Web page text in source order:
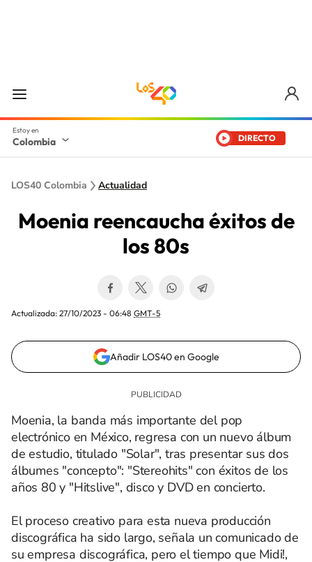
Colombia DIRECTO
LOS40 Colombia Actualidad
Moenia reencaucha éxitos de
los 80s
Actualizada: 27/10/2023 - 06:48 GMT-5
Añadir LOS40 en Google
Moenia, la banda más importante del pop
electrónico en México, regresa con un nuevo álbum
de estudio, titulado "Solar", tras presentar sus dos
álbumes "concepto": "Stereohits" con éxitos de los
años 80 y "Hitslive", disco y DVD en concierto.
El proceso creativo para esta nueva producción
discográfica ha sido largo, señala un comunicado de
su empresa discográfica, pero el tiempo que Midi!,